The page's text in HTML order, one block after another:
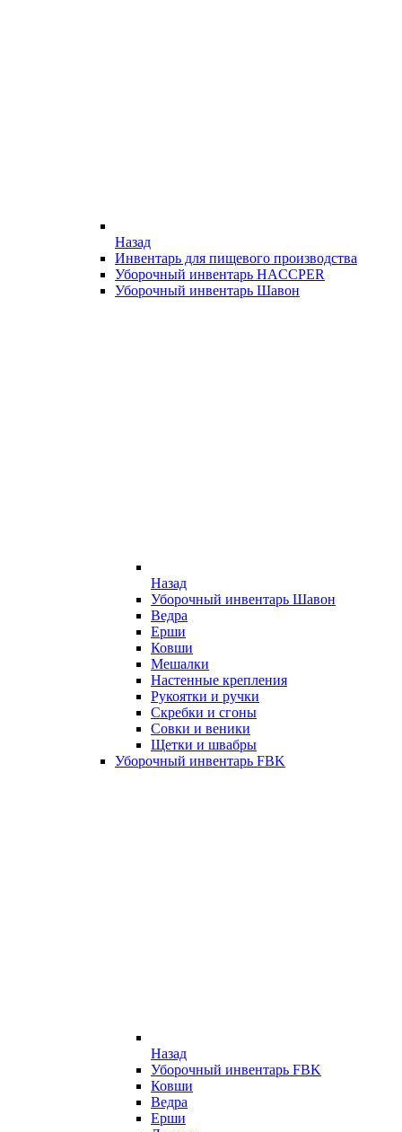
Назад
Инвентарь для пищевого производства
Уборочный инвентарь HACCPER
Уборочный инвентарь Шавон
Назад
Уборочный инвентарь Шавон
Ведра
Ерши
Ковши
Мешалки
Настенные крепления
Рукоятки и ручки
Скребки и сгоны
Совки и веники
Щетки и швабры
Уборочный инвентарь FBK
Назад
Уборочный инвентарь FBK
Ковши
Ведра
Ерши